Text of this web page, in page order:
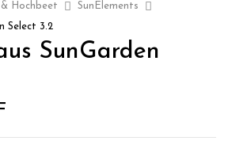
& Hochbeet
SunElements
Select 3.2
SunGarden